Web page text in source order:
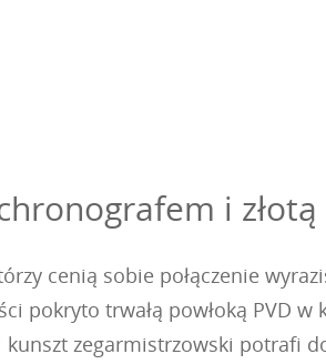
i
cenią sobie połączenie
pokryto trwałą powłoką PVD
zegarmistrzowski potrafi